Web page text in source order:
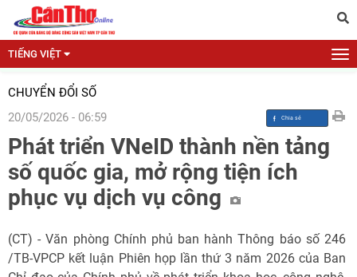
TIẾNG VIỆT
CHUYỂN ĐỔI SỐ
20/05/2026 - 06:59
Phát triển VNeID thành nền tảng
số quốc gia, mở rộng tiện ích
phục vụ dịch vụ công
(CT) - Văn phòng Chính phủ ban hành Thông báo số 246
/TB-VPCP kết luận Phiên họp lần thứ 3 năm 2026 của Ban